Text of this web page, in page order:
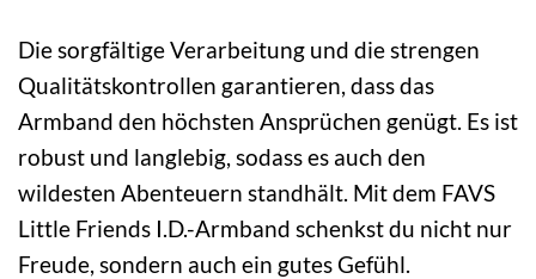
Die sorgfältige Verarbeitung und die strengen
Qualitätskontrollen garantieren, dass das
Armband den höchsten Ansprüchen genügt. Es ist
robust und langlebig, sodass es auch den
wildesten Abenteuern standhält. Mit dem FAVS
Little Friends I.D.-Armband schenkst du nicht nur
Freude, sondern auch ein gutes Gefühl.